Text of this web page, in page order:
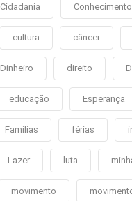
Cidadania Conhecimento
cultura câncer
Dinheiro direito
educação Esperança
Famílias férias
Lazer luta
movimento